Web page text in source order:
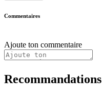
Commentaires
Ajoute ton commentaire
Recommandations